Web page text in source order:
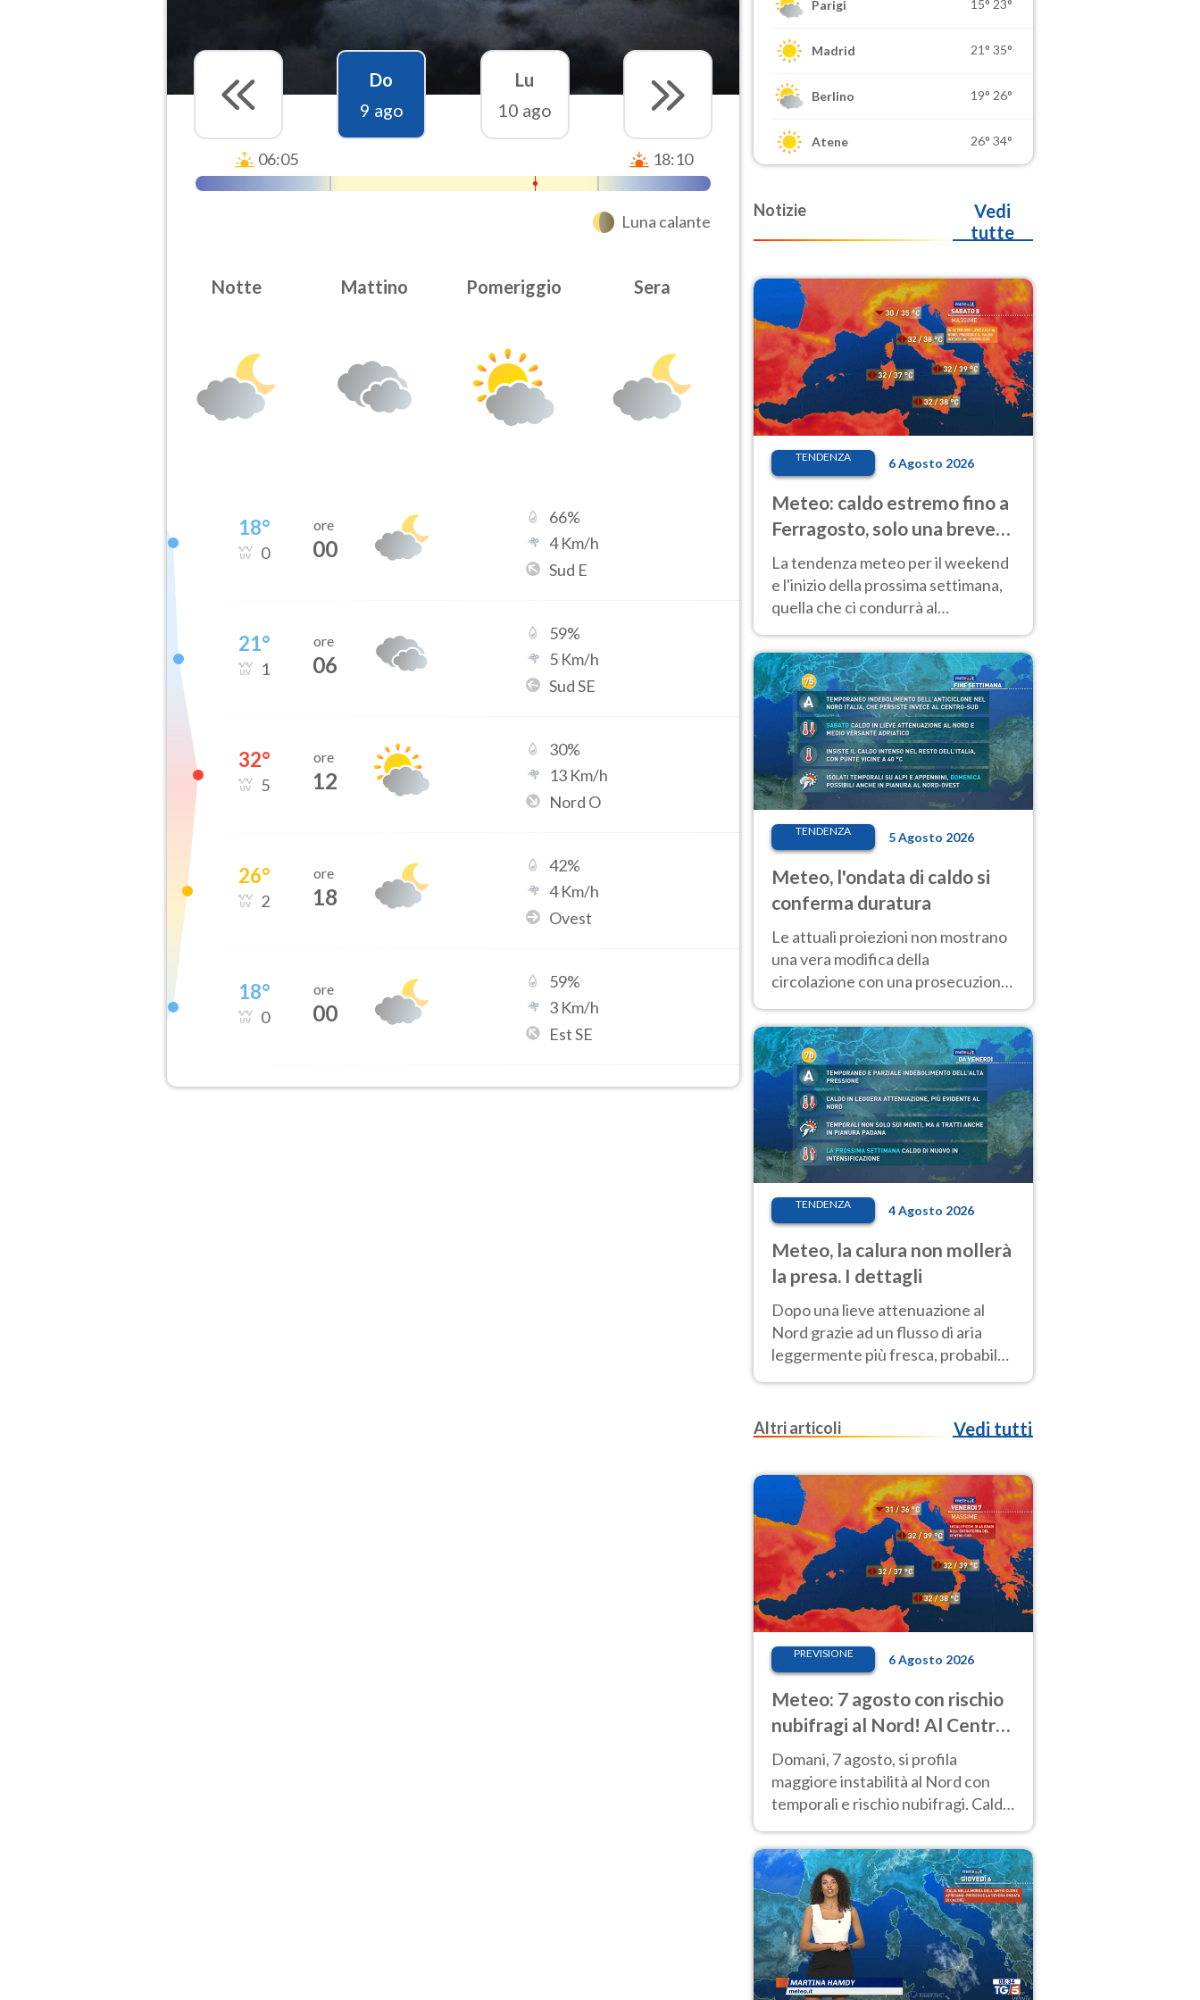
Do
9 ago
Lu
10 ago
06:05 18:10
Luna calante
Notte Mattino Pomeriggio Sera
18°
0
ore
00
66%
4Km/h
Sud E
21°
1
ore
06
59%
5 Km/h
Sud SE
32°
5
ore
12
30%
13 Km/h
Nord O
26°
2
ore
18
42%
4Km/h
Ovest
18°
0
ore
00
59%
3 Km/h
Est SE
Parigi 15° 23°
Madrid 21° 35°
Berlino 19° 26°
Atene 26° 34°
Notizie
Vedi
tutte
TENDENZA 6 Agosto 2026
Meteo: caldo estremo fino a
Ferragosto, solo una breve
pausa. Ecco dove
La tendenza meteo per il weekend
e l'inizio della prossima settimana,
quella che ci condurrà al
temperature molto elevate
TENDENZA 5 Agosto 2026
Meteo, l'ondata di caldo si
conferma duratura
Le attuali proiezioni non mostrano
una vera modifica della
circolazione con una prosecuzione
giorni, compresa la settimana di
Ferragosto
TENDENZA 4 Agosto 2026
Meteo, la calura non mollerà
la presa. I dettagli
Dopo una lieve attenuazione al
Nord grazie ad un flusso di aria
leggermente più fresca, probabile
nuovo rinforzo dell’anticiclone
Altri articoli
Vedi tutti
PREVISIONE 6 Agosto 2026
Meteo: 7 agosto con rischio
nubifragi al Nord! Al Centro-
Sud caldo estremo
Domani, 7 agosto, si profila
maggiore instabilità al Nord con
temporali e rischio nubifragi. Caldo
previsioni.